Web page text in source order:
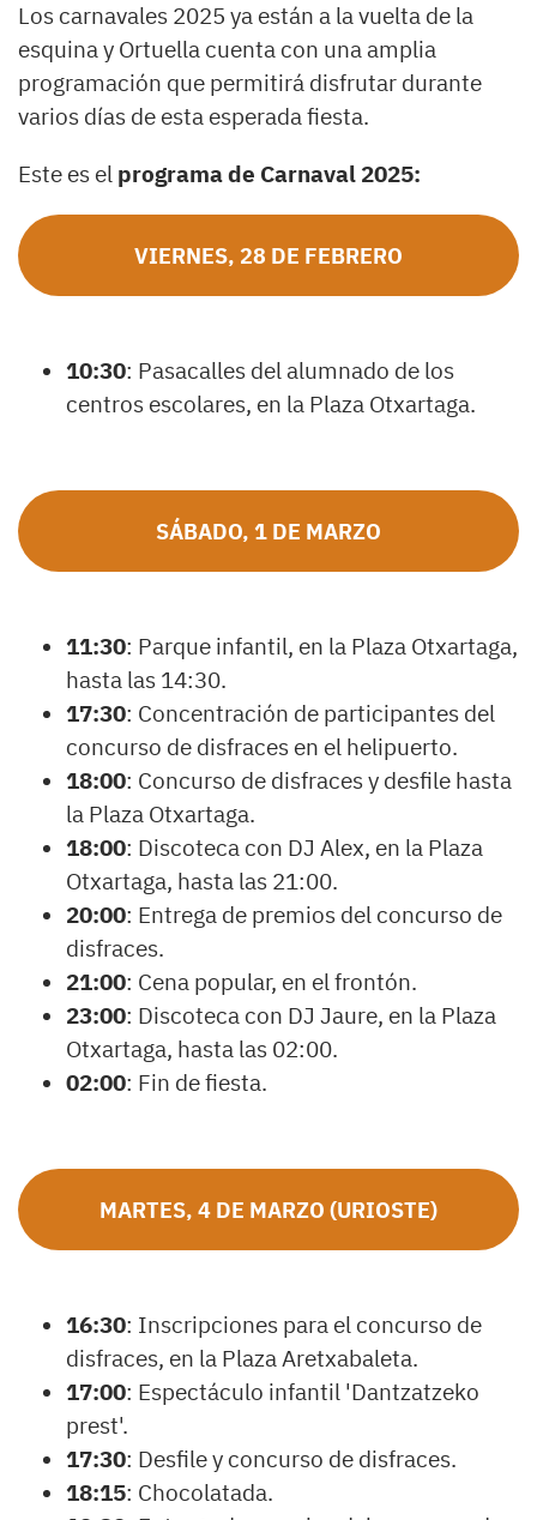
Los carnavales 2025 ya están a la vuelta de la
esquina y Ortuella cuenta con una amplia
programación que permitirá disfrutar durante
varios días de esta esperada fiesta.
Este es el programa de Carnaval 2025:
VIERNES, 28 DE FEBRERO
10:30: Pasacalles del alumnado de los
centros escolares, en la Plaza Otxartaga.
SÁBADO, 1 DE MARZO
11:30: Parque infantil, en la Plaza Otxartaga,
hasta las 14:30.
17:30: Concentración de participantes del
concurso de disfraces en el helipuerto.
18:00: Concurso de disfraces y desfile hasta
la Plaza Otxartaga.
18:00: Discoteca con DJ Alex, en la Plaza
Otxartaga, hasta las 21:00.
20:00: Entrega de premios del concurso de
disfraces.
21:00: Cena popular, en el frontón.
23:00: Discoteca con DJ Jaure, en la Plaza
Otxartaga, hasta las 02:00.
02:00: Fin de fiesta.
MARTES, 4 DE MARZO (URIOSTE)
16:30: Inscripciones para el concurso de
disfraces, en la Plaza Aretxabaleta.
17:00: Espectáculo infantil 'Dantzatzeko
prest'.
17:30: Desfile y concurso de disfraces.
18:15: Chocolatada.